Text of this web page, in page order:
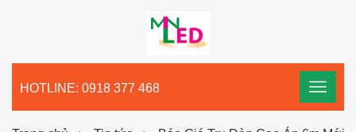
HOTLINE: 0918 377 468